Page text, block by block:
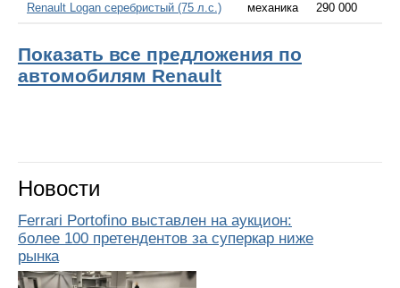
Renault Logan серебристый (75 л.с.) механика 290 000
Показать все предложения по
автомобилям Renault
Новости
Ferrari Portofino выставлен на аукцион:
более 100 претендентов за суперкар ниже
рынка